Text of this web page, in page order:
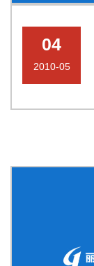
04
2010-05